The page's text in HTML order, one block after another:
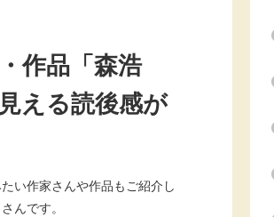
作品「森浩
える読後感が
い作家さんや作品もご紹介し
んです。